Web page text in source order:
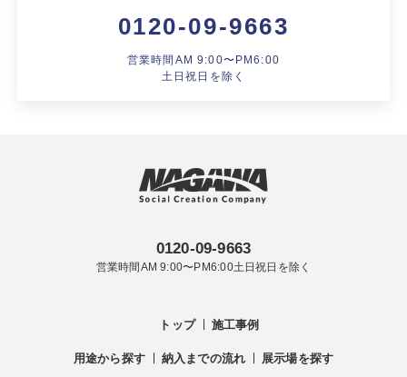
0120-09-9663
営業時間AM 9:00〜PM6:00
土日祝日を除く
0120-09-9663
営業時間AM 9:00〜PM6:00土日祝日を除く
トップ 施工事例
用途から探す 納入までの流れ 展示場を探す